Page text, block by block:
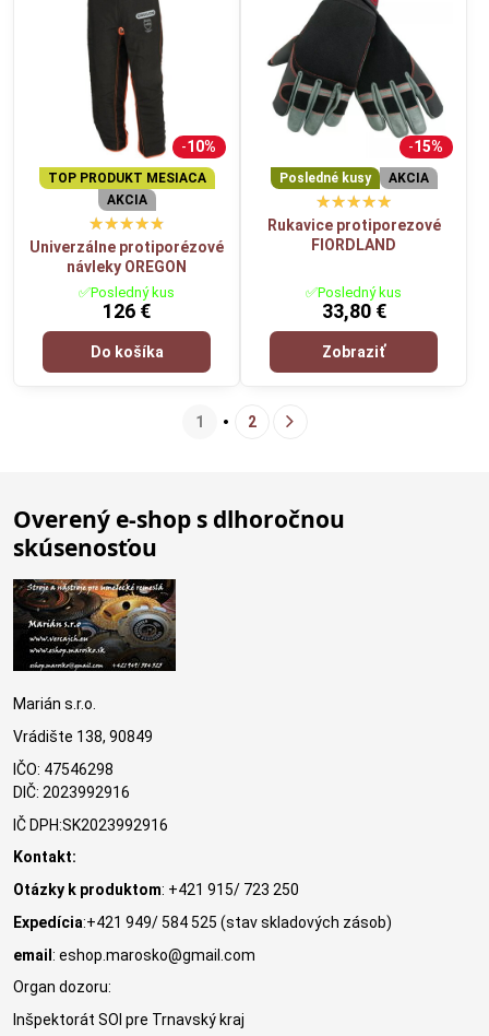
10%
TOP PRODUKT MESIACA
AKCIA
Univerzálne protiporézové
návleky OREGON
✅Posledný kus
126 €
Do košíka
15%
Posledné kusy AKCIA
Rukavice protiporezové
FIORDLAND
✅Posledný kus
33,80 €
Zobraziť
1 2
Overený e-shop s dlhoročnou
skúsenosťou
Marián s.r.o.
Vrádište 138, 90849
IČO: 47546298
DIČ: 2023992916
IČ DPH:SK2023992916
Kontakt:
Otázky k produktom: +421 915/ 723 250
Expedícia:+421 949/ 584 525 (stav skladových zásob)
email: eshop.marosko@gmail.com
Organ dozoru:
Inšpektorát SOI pre Trnavský kraj